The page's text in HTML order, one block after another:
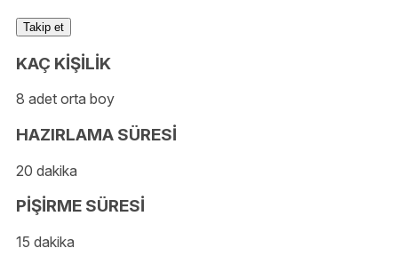
Takip et
KAÇ KİŞİLİK
8 adet orta boy
HAZIRLAMA SÜRESİ
20 dakika
PİŞİRME SÜRESİ
15 dakika